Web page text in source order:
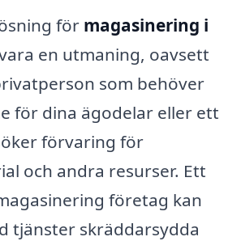
för magasinering i
en utmaning, oavsett
som behöver
för dina ägodelar eller ett
förvaring för
och andra resurser. Ett
företag kan
tjänster skräddarsydda